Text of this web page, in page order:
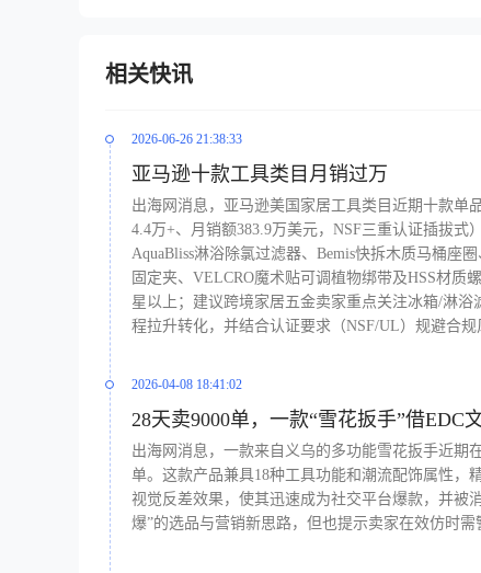
相关快讯
2026-06-26 21:38:33
亚马逊十款工具类目月销过万
出海网消息，亚马逊美国家居工具类目近期十款单
4.4万+、月销额383.9万美元，NSF三重认证插拔
AquaBliss淋浴除氯过滤器、Bemis快拆木质马桶座
固定夹、VELCRO魔术贴可调植物绑带及HSS材
星以上；建议跨境家居五金卖家重点关注冰箱/淋
程拉升转化，并结合认证要求（NSF/UL）规避合规
2026-04-08 18:41:02
28天卖9000单，一款“雪花扳手”借EDC
出海网消息，一款来自义乌的多功能雪花扳手近期
单。这款产品兼具18种工具功能和潮流配饰属性，
视觉反差效果，使其迅速成为社交平台爆款，并被
爆”的选品与营销新思路，但也提示卖家在效仿时需